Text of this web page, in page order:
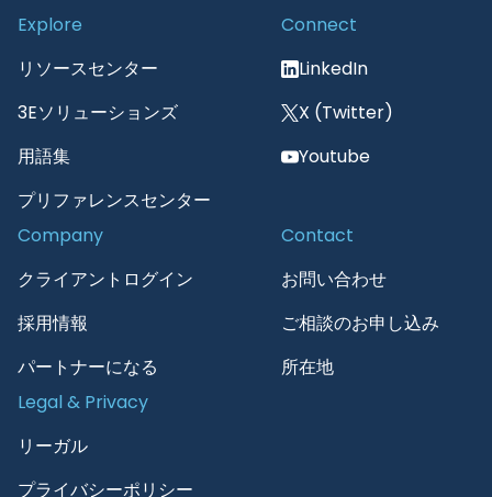
Explore
リソースセンター
3Eソリューションズ
用語集
プリファレンスセンター
Connect
LinkedIn
X (Twitter)
Youtube
Company
クライアントログイン
採用情報
パートナーになる
Contact
お問い合わせ
ご相談のお申し込み
所在地
Legal & Privacy
リーガル
プライバシーポリシー